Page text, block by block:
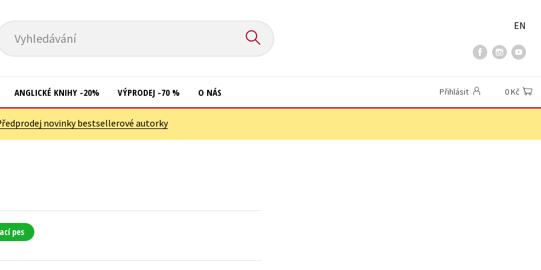
Vyhledávání
EN
ANGLICKÉ KNIHY -20% VÝPRODEJ -70 % O NÁS Přihlásit 0 Kč
novinky bestsellerové autorky
pes